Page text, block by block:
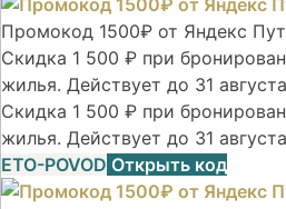
Промокод 1500₽ от Яндекс
Скидка 1 500 ₽ при
жилья. Действует до 31
Скидка 1 500 ₽ при
жилья. Действует до 31
ETO-POVOD Открыть код